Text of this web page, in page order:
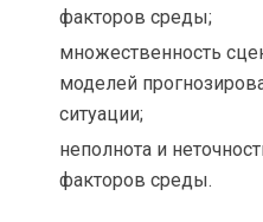
факторов среды;
множественность
моделей
ситуации;
неполнота и
факторов среды.